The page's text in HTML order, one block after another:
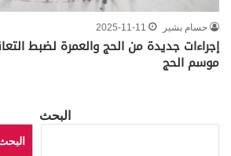
حسام بشير 2025-11-11
إجراءات جديدة من الحج والعمرة لضبط
موسم الحج
البحث